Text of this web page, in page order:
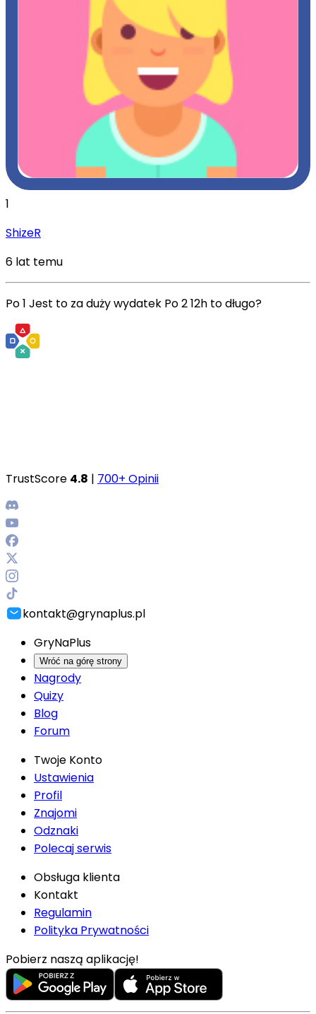
1
ShizeR
6 lat temu
Po 1 Jest to za duży wydatek Po 2 12h to długo?
TrustScore 4.8 | 700+ Opinii
kontakt@grynaplus.pl
GryNaPlus
Wróć na górę strony
Nagrody
Quizy
Blog
Forum
Twoje Konto
Ustawienia
Profil
Znajomi
Odznaki
Polecaj serwis
Obsługa klienta
Kontakt
Regulamin
Polityka Prywatności
Pobierz naszą aplikację!